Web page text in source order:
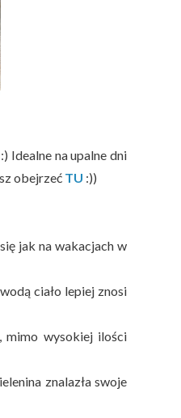
Idealne na upalne dni
obejrzeć TU :))
jak na wakacjach w
ciało lepiej znosi
mimo wysokiej ilości
znalazła swoje